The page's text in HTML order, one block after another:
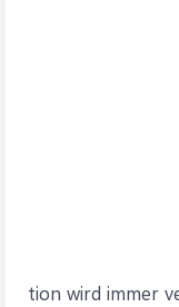
tion wird immer